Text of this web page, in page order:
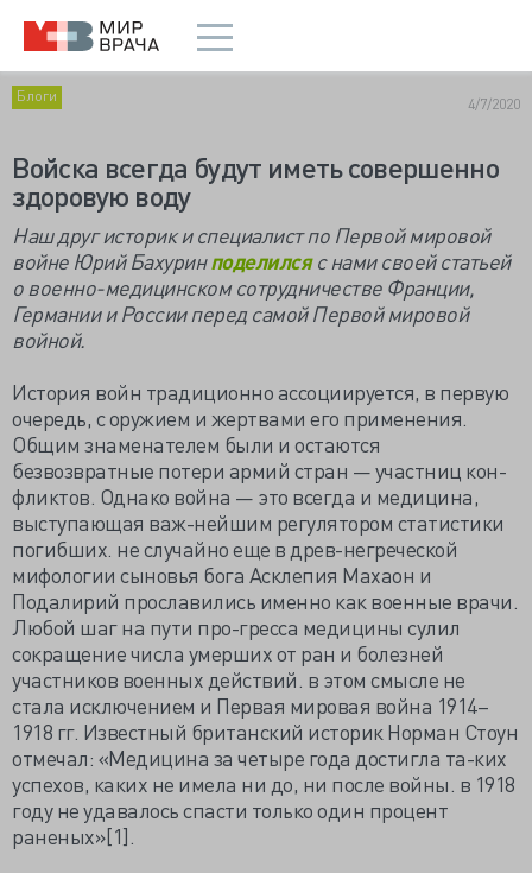
Блоги 4/7/2020
Войска всегда будут иметь совершенно
здоровую воду
Наш друг историк и специалист по Первой мировой
войне Юрий Бахуринподелилсяс нами своей статьей
о военно-медицинском сотрудничестве Франции,
Германии и России перед самой Первой мировой
войной.
История войн традиционно ассоциируется, в первую
очередь, с оружием и жертвами его применения.
Общим знаменателем были и остаются
безвозвратные потери армий стран — участниц кон-
фликтов. Однако война — это всегда и медицина,
выступающая важ-нейшим регулятором статистики
погибших. не случайно еще в древ-негреческой
мифологии сыновья бога Асклепия Махаон и
Подалирий прославились именно как военные врачи.
Любой шаг на пути про-гресса медицины сулил
сокращение числа умерших от ран и болезней
участников военных действий. в этом смысле не
стала исключением и Первая мировая война 1914–
1918 гг. Известный британский историк Норман Стоун
отмечал: «Медицина за четыре года достигла та-ких
успехов, каких не имела ни до, ни после войны. в 1918
году не удавалось спасти только один процент
раненых»[1].